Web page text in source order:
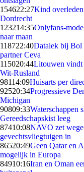
154622:27Kind
Dordrecht
123214:35Onlyfans-
naar maan
118722:40Datalek bij Bol
partner Ceva
115020:44Litouwen vindt
Wit-Rusland
98114:09Huisarts per
92520:34Progressieve
Michigan
90809:33Waterschappen
Gereedschapskist leeg
87410:08NAVO zet
gevechtsvliegtuigen in
86520:49Geen Qatar en
mogelijk in Europa
84910:16Iran en Oman